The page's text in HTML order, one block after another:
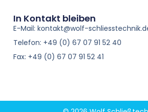
In Kontakt bleiben
E-Mail: kontakt@wolf-
Telefon: +49 (0) 67 07 91 52 40
Fax: +49 (0) 67 07 91 52 41